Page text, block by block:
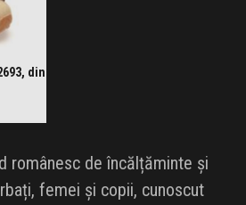
din
românesc de încălțăminte și
femei și copii, cunoscut